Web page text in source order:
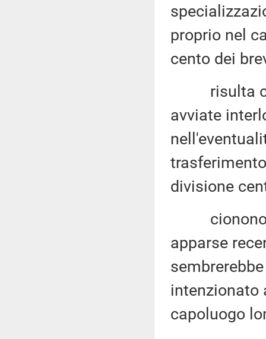
proprio nel
cento dei
risulta
avviate
divisione
apparse
intenzionato
capoluogo